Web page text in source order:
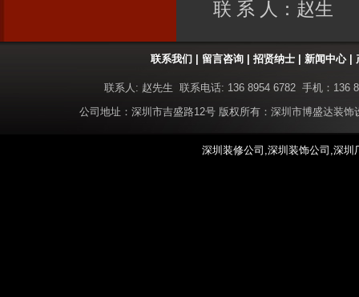
联 系 人：赵生
联系我们 留言咨询 招贤纳士 新闻中心|
联系人: 赵先生 联系电话: 136 8954 6782 手机：136
公司地址：深圳市吉盛路12号 版权所有：深圳市博盛达装
深圳装修公司,深圳装饰公司,深